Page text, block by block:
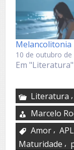
Melancolitonia
10 de outubro de
Em "Literatura"
Literatura ,
Marcelo
Amor ,
Maturidade ,